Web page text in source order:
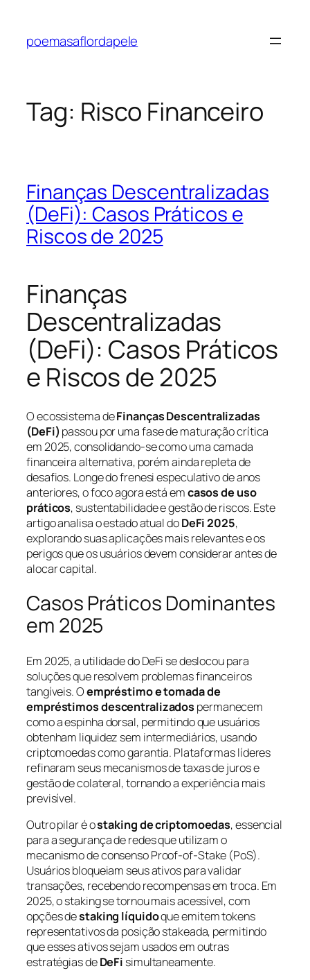
poemasaflordapele
Tag: Risco Financeiro
Finanças Descentralizadas
(DeFi): Casos Práticos e
Riscos de 2025
Finanças
Descentralizadas
(DeFi): Casos Práticos
e Riscos de 2025
O ecossistema deFinanças Descentralizadas
(DeFi) passou por uma fase de maturação crítica
em 2025, consolidando-se como uma camada
financeira alternativa, porém ainda repleta de
desafios. Longe do frenesi especulativo de anos
anteriores, o foco agora está emcasos de uso
práticos, sustentabilidade e gestão de riscos. Este
artigo analisa o estado atual doDeFi 2025,
explorando suas aplicações mais relevantes e os
perigos que os usuários devem considerar antes de
alocar capital.
Casos Práticos Dominantes
em 2025
Em 2025, a utilidade do DeFi se deslocou para
soluções que resolvem problemas financeiros
tangíveis. Oempréstimo e tomada de
empréstimos descentralizados permanecem
como a espinha dorsal, permitindo que usuários
obtenham liquidez sem intermediários, usando
criptomoedas como garantia. Plataformas líderes
refinaram seus mecanismos de taxas de juros e
gestão de colateral, tornando a experiência mais
previsível.
Outro pilar é ostaking de criptomoedas, essencial
para a segurança de redes que utilizam o
mecanismo de consenso Proof-of-Stake (PoS).
Usuários bloqueiam seus ativos para validar
transações, recebendo recompensas em troca. Em
2025, o staking se tornou mais acessível, com
opções destaking líquidoque emitem tokens
representativos da posição stakeada, permitindo
que esses ativos sejam usados em outras
estratégias deDeFi simultaneamente.